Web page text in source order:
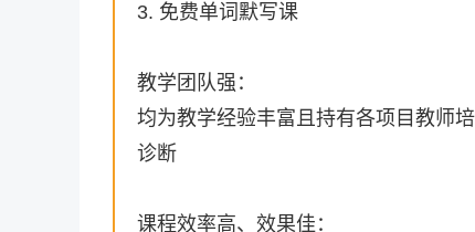
3. 免费单词默写课
教学团队强：
均为教学经验丰富且持有各项目教师
诊断
课程效率高、效果佳：